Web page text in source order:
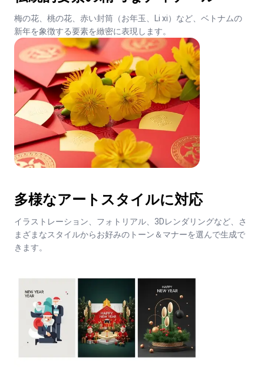
梅の花、桃の花、赤い封筒（お年玉、Li xi）など、ベトナムの
新年を象徴する要素を緻密に表現します。
多様なアートスタイルに対応
イラストレーション、フォトリアル、3Dレンダリングなど、さ
まざまなスタイルからお好みのトーン＆マナーを選んで生成で
きます。